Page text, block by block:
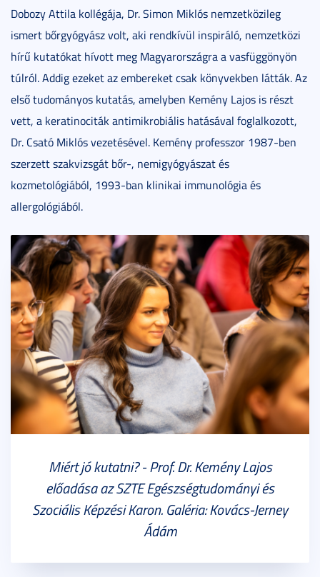
Dobozy Attila kollégája, Dr. Simon Miklós nemzetközileg
ismert bőrgyógyász volt, aki rendkívül inspiráló, nemzetközi
hírű kutatókat hívott meg Magyarországra a vasfüggönyön
túlról. Addig ezeket az embereket csak könyvekben látták. Az
első tudományos kutatás, amelyben Kemény Lajos is részt
vett, a keratinociták antimikrobiális hatásával foglalkozott,
Dr. Csató Miklós vezetésével. Kemény professzor 1987-ben
szerzett szakvizsgát bőr-, nemigyógyászat és
kozmetológiából, 1993-ban klinikai immunológia és
allergológiából.
Miért jó kutatni? - Prof. Dr. Kemény Lajos
előadása az SZTE Egészségtudományi és
Szociális Képzési Karon. Galéria: Kovács-Jerney
Ádám